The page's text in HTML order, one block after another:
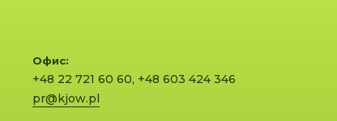
Офис:
+48 22 721 60 60, +48 603 424 346
pr@kjow.pl